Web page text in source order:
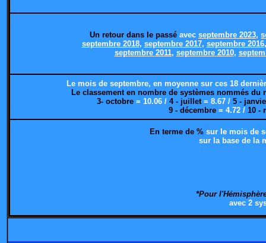
Un retour dans le passé avec septembre 2023,
septembre 2018, septembre 2017, septembre 2016
septembre 2011, septembre 2010,
Le mois de septembre, en moyenne sur ces 18
Le classement en nombre de systèmes nommés
3- octobre = 10.06 / 4 - juillet = 8.67 / 5 -
9 - décembre = 4.72 / 10 -
En terme de % sur le mois de
sur la base de la
*Pour
avec 2